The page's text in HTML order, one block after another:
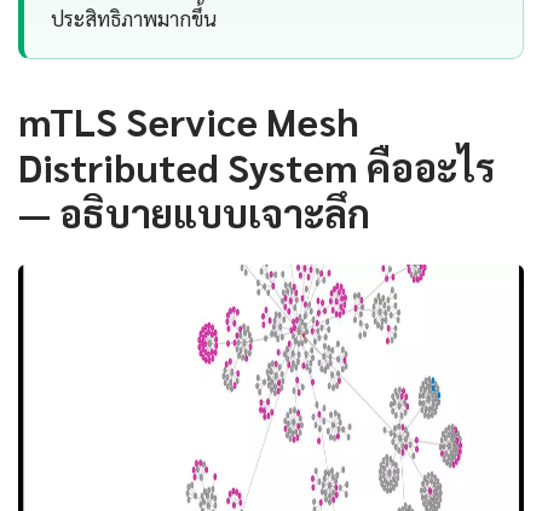
ประสิทธิภาพมากขึ้น
mTLS Service Mesh
Distributed System คืออะไร
— อธิบายแบบเจาะลึก